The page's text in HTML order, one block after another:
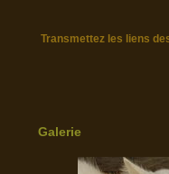
Transmettez les liens
Galerie